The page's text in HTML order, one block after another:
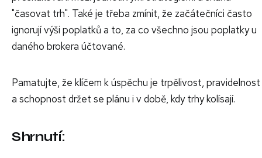
"časovat trh". Také je třeba zmínit, že začátečníci často
ignorují výši poplatků a to, za co všechno jsou poplatky u
daného brokera účtované.
Pamatujte, že klíčem k úspěchu je trpělivost, pravidelnost
a schopnost držet se plánu i v době, kdy trhy kolísají.
Shrnutí: